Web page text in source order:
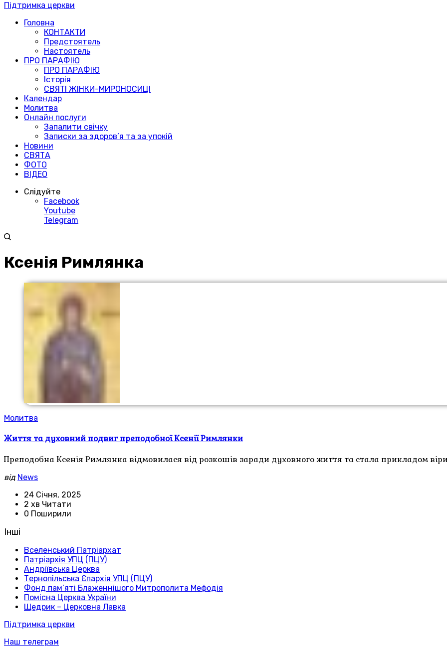
Підтримка церкви
Головна
КОНТАКТИ
Предстоятель
Настоятель
ПРО ПАРАФІЮ
ПРО ПАРАФІЮ
Історія
СВЯТІ ЖІНКИ-МИРОНОСИЦІ
Календар
Молитва
Онлайн послуги
Запалити свічку
Записки за здоров’я та за упокій
Новини
СВЯТА
ФОТО
ВІДЕО
Слідуйте
Facebook
Youtube
Telegram
Ксенія Римлянка
Молитва
Життя та духовний подвиг преподобної Ксенії Римлянки
Преподобна Ксенія Римлянка відмовилася від розкошів заради духовного життя та стала прикладом
від News
24 Січня, 2025
2 хв Читати
0 Поширили
Інші
Вселенський Патріархат
Патріархія УПЦ (ПЦУ)
Андріївська Церква
Тернопільська Єпархія УПЦ (ПЦУ)
Фонд пам’яті Блаженнішого Митрополита Мефодія
Помісна Церква України
Щедрик – Церковна Лавка
Підтримка церкви
Наш телеграм